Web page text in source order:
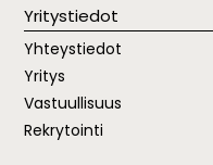
Yritystiedot
Yhteystiedot
Yritys
Vastuullisuus
Rekrytointi